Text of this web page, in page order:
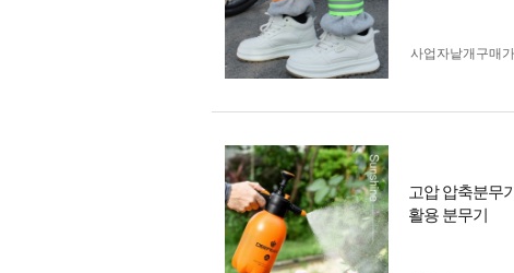
사업자 낱개구매
고압 압축분무
활용 분무기